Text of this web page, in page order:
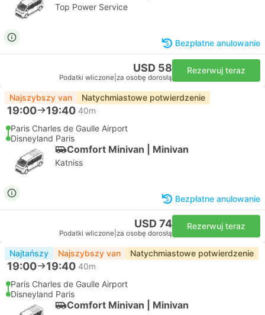
Top Power Service
Bezpłatne anulowanie
USD 58
Podatki wliczone za osobę dorosłą
Rezerwuj teraz
Najszybszy van Natychmiastowe potwierdzenie
19:00 19:40 40m
Paris Charles de Gaulle Airport
Disneyland Paris
Comfort Minivan | Minivan
Katniss
Bezpłatne anulowanie
USD 74
Podatki wliczone za osobę dorosłą
Rezerwuj teraz
Najtańszy Najszybszy van Natychmiastowe potwierdzenie
19:00 19:40 40m
Paris Charles de Gaulle Airport
Disneyland Paris
Comfort Minivan | Minivan